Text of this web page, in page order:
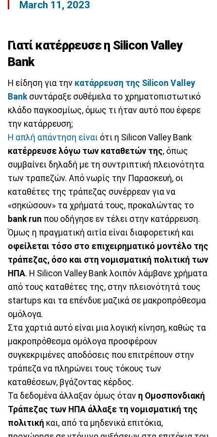
March 11, 2023
Γιατί κατέρρευσε η Silicon Valley
Bank
Η είδηση για την κατάρρευση της Silicon Valley
Bankσυντάραξε συθέμελα το χρηματοπιστωτικό
κλάδο παγκοσμίως, όμως τι ήταν αυτό που έφερε
την κατάρρευση;
Η απλή απάντηση είναι ότι η Silicon Valley Bank
κατέρρευσε λόγω των καταθετών της, όπως
συμβαίνει δηλαδή με τη συντριπτική πλειονότητα
των τραπεζών. Από νωρίς την Παρασκευή, οι
καταθέτες της τράπεζας συνέρρεαν για να
«σηκώσουν» τα χρήματά τους, προκαλώντας το
bank run που οδήγησε εν τέλει στην κατάρρευση.
Όμως η πραγματική αιτία είναι διαφορετική και
οφείλεται τόσο στο επιχειρηματικό μοντέλο της
τράπεζας, όσο και στη νομισματική πολιτική των
ΗΠΑ. Η Silicon Valley Bank λοιπόν λάμβανε χρήματα
από τους καταθέτες της, στην πλειονότητά τους
startups και τα επένδυε μαζικά σε μακροπρόθεσμα
ομόλογα.
Στα χαρτιά αυτό είναι μια λογική κίνηση, καθώς τα
μακροπρόθεσμα ομόλογα προσφέρουν
συγκεκριμένες αποδόσεις που επιτρέπουν στην
τράπεζα να πληρώνει τους τόκους των
καταθέσεων, βγάζοντας κέρδος.
Τα δεδομένα άλλαξαν όμως όταν η Ομοσπονδιακή
Τράπεζας των ΗΠΑ άλλαξε τη νομισματική της
πολιτική και, από τα μηδενικά επιτόκια,